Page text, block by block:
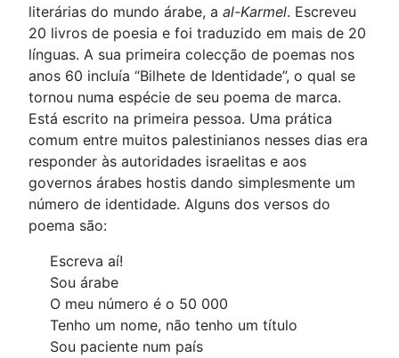
literárias do mundo árabe, a al-Karmel. Escreveu
20 livros de poesia e foi traduzido em mais de 20
línguas. A sua primeira colecção de poemas nos
anos 60 incluía “Bilhete de Identidade”, o qual se
tornou numa espécie de seu poema de marca.
Está escrito na primeira pessoa. Uma prática
comum entre muitos palestinianos nesses dias era
responder às autoridades israelitas e aos
governos árabes hostis dando simplesmente um
número de identidade. Alguns dos versos do
poema são:
Escreva aí!
Sou árabe
O meu número é o 50 000
Tenho um nome, não tenho um título
Sou paciente num país